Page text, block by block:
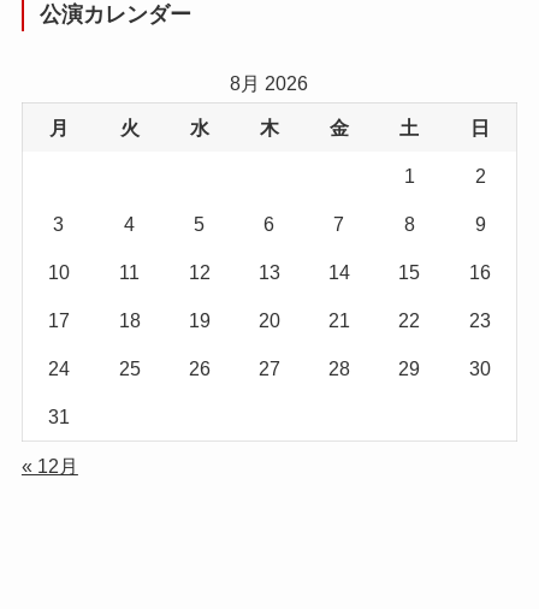
公演カレンダー
8月 2026
月 火 水 木 金 土 日
1 2
3 4 5 6 7 8 9
10 11 12 13 14 15 16
17 18 19 20 21 22 23
24 25 26 27 28 29 30
31
« 12月